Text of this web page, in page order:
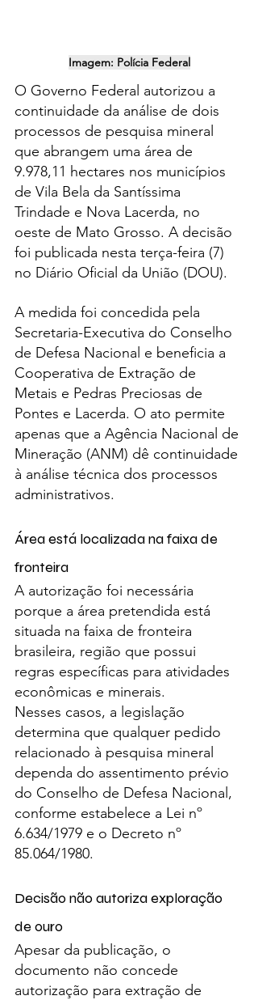
Imagem: Polícia Federal
O Governo Federal autorizou a
continuidade da análise de dois
processos de pesquisa mineral
que abrangem uma área de
9.978,11 hectares nos municípios
de Vila Bela da Santíssima
Trindade e Nova Lacerda, no
oeste de Mato Grosso. A decisão
foi publicada nesta terça-feira (7)
no Diário Oficial da União (DOU).
A medida foi concedida pela
Secretaria-Executiva do Conselho
de Defesa Nacional e beneficia a
Cooperativa de Extração de
Metais e Pedras Preciosas de
Pontes e Lacerda. O ato permite
apenas que a Agência Nacional de
Mineração (ANM) dê continuidade
à análise técnica dos processos
administrativos.
Área está localizada na faixa de
fronteira
A autorização foi necessária
porque a área pretendida está
situada na faixa de fronteira
brasileira, região que possui
regras específicas para atividades
econômicas e minerais.
Nesses casos, a legislação
determina que qualquer pedido
relacionado à pesquisa mineral
dependa do assentimento prévio
do Conselho de Defesa Nacional,
conforme estabelece a Lei nº
6.634/1979 e o Decreto nº
85.064/1980.
Decisão não autoriza exploração
de ouro
Apesar da publicação, o
documento não concede
autorização para extração de